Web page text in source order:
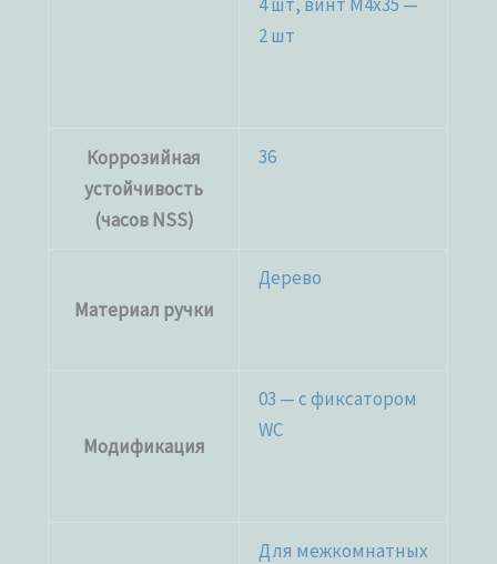
2 шт
Коррозийная
устойчивость
(часов NSS)
36
Материал ручки
Дерево
Модификация
03 — с фиксатором
WC
Для межкомнатных